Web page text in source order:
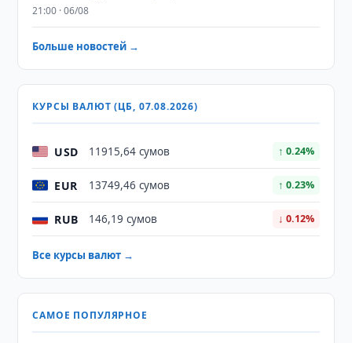
21:00 · 06/08
Больше новостей →
КУРСЫ ВАЛЮТ (ЦБ, 07.08.2026)
USD 11915,64 сумов ↑ 0.24%
EUR 13749,46 сумов ↑ 0.23%
RUB 146,19 сумов ↓ 0.12%
Все курсы валют →
САМОЕ ПОПУЛЯРНОЕ